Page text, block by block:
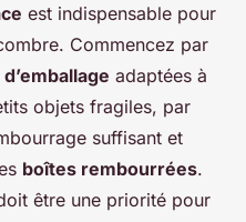
est indispensable pour
Commencez par
adaptées à
objets fragiles, par
suffisant et
boîtes rembourrées.
être une priorité pour